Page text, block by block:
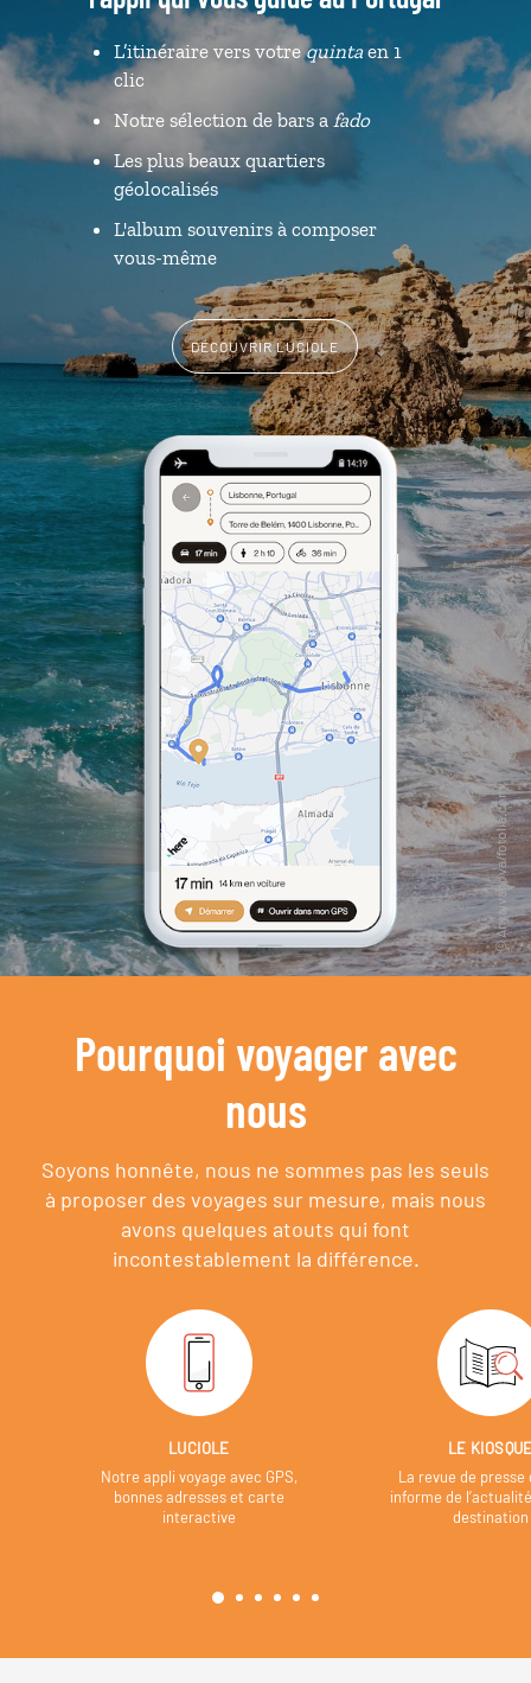
L’itinéraire vers votrequintaen 1
clic
Notre sélection de bars a fado
Les plus beaux quartiers
géolocalisés
L'album souvenirs à composer
vous-même
DÉCOUVRIR LUCIOLE
Pourquoi voyager avec
nous
Soyons honnête, nous ne sommes pas les seuls
à proposer des voyages sur mesure, mais nous
avons quelques atouts qui font
incontestablement la différence.
LUCIOLE
Notre appli voyage avec GPS,
bonnes adresses et carte
interactive
LE
La revue de presse
informe de
destination